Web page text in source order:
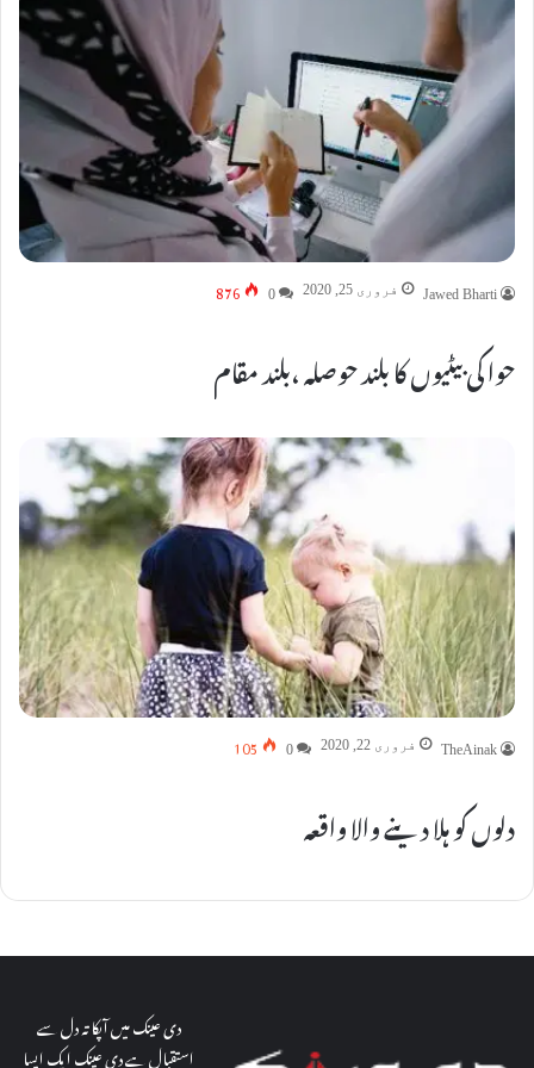
Jawed Bharti فروری 25, 2020 0
876
حوا کی بیٹیوں کا بلند حوصلہ ،بلند مقام
TheAinak فروری 22, 2020 0
105
دلوں کو ہلا دینے والا واقعہ
دی عینک میں آپکا تہ دل سے
استقبال ہے دی عینک ایک ایسا